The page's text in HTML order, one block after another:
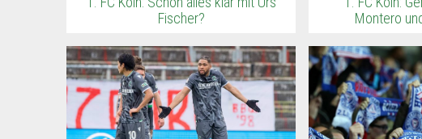
Fischer?
Montero